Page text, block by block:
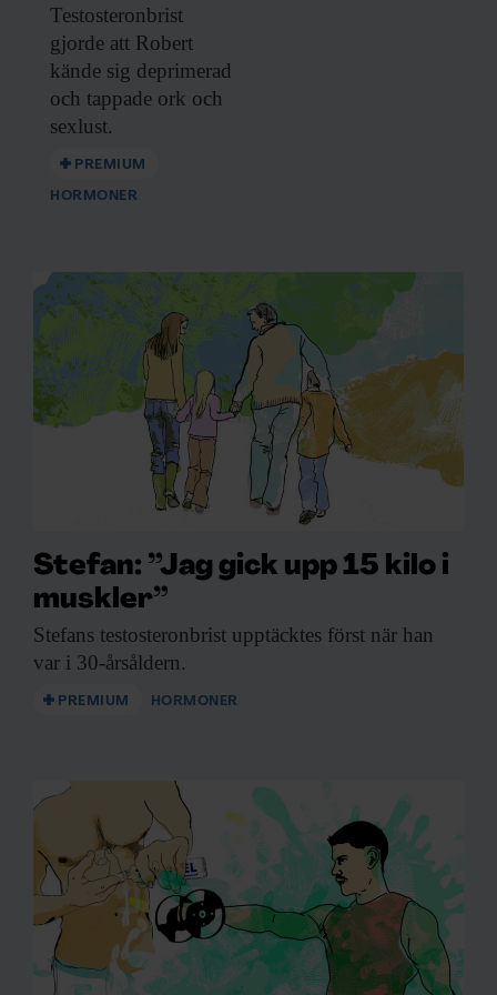
Dessa kan i sin tur kombinera informationen med annan
information som du har tillhandahållit eller som de har
samlat in när du har använt deras tjänster.
Testosteronbrist
gjorde att Robert
kände sig deprimerad
och tappade ork och
sexlust.
PREMIUM
HORMONER
Stefan: ”Jag gick upp 15 kilo i
muskler”
Stefans testosteronbrist upptäcktes först när han
var i 30-årsåldern.
PREMIUM HORMONER